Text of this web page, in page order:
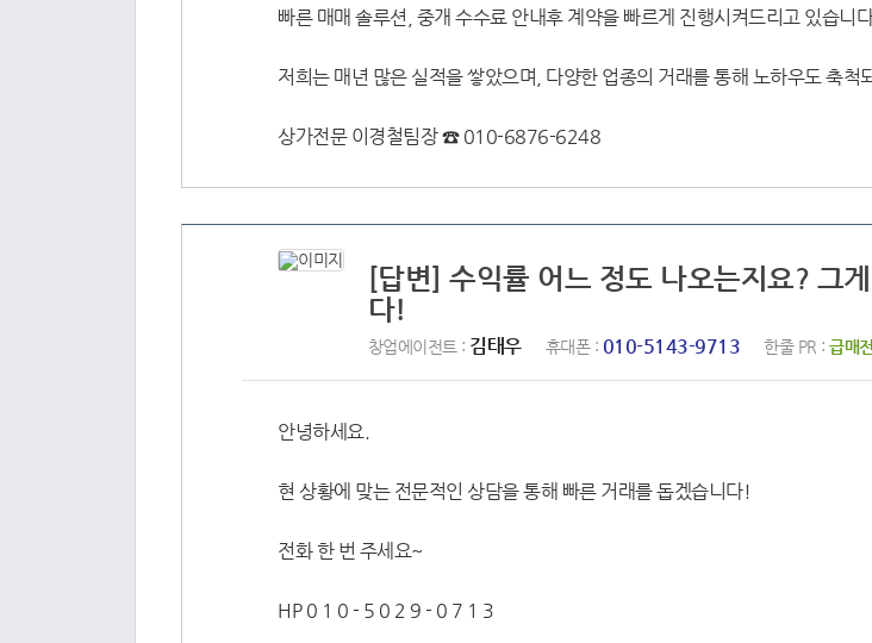
빠른 매매 솔루션, 중개 수수료 안내후 계약을 빠르게 진행시켜드리고 있습니
저희는 매년 많은 실적을 쌓았으며, 다양한 업종의 거래를 통해 노하우도 축척
상가전문 이경철팀장 ☎ 010-6876-6248
[답변] 수익률 어느 정도 나오는지요? 그
다!
창업에이전트 : 김태우 휴대폰 : 010-5143-9713 한줄 PR : 급매
안녕하세요.
현 상황에 맞는 전문적인 상담을 통해 빠른 거래를 돕겠습니다!
전화 한 번 주세요~
HP 0 1 0 - 5 0 2 9 - 0 7 1 3